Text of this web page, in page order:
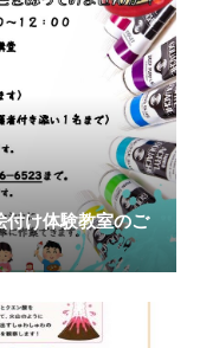
付け体験教室のご